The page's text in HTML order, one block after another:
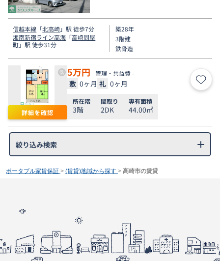
信越本線 「北高崎」駅 徒歩7分
湘南新宿ライン高海 「高崎問屋
町」駅 徒歩31分
築28年
3階建
鉄骨造
詳細を確認
5万円 管理・共益費 -
敷 0ヶ月 礼 0ヶ月 お気
所在階
3階
間取り
2DK
専有面積
44.00㎡
絞り込み検索
ポータブル家賃保証 > (賃貸)地域から探す > 高崎市の賃貸